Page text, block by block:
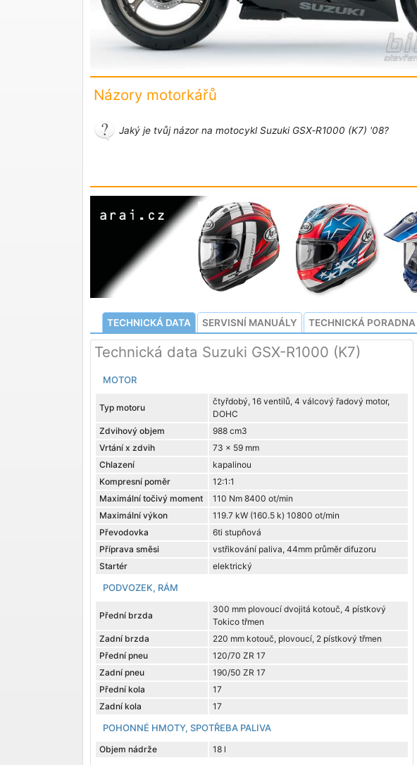
Názory motorkářů
Jaký je tvůj názor na motocykl Suzuki GSX‑R1000 (K7) '08?
TECHNICKÁ DATA SERVISNÍ MANUÁLY TECHNICKÁ PORADNA
Technická data Suzuki GSX-R1000 (K7)
MOTOR
Typ motoru
čtyřdobý, 16 ventilů, 4 válcový řadový motor,
DOHC
Zdvihový objem
988 cm3
Vrtání x zdvih
73 x 59 mm
Chlazení
kapalinou
Kompresní poměr
12:1:1
Maximální točivý moment
110 Nm 8400 ot/min
Maximální výkon
119.7 kW (160.5 k) 10800 ot/min
Převodovka
6ti stupňová
Příprava směsi
vstřikování paliva, 44mm průměr difuzoru
Startér
elektrický
PODVOZEK, RÁM
Přední brzda
300 mm plovoucí dvojitá kotouč, 4 pístkový
Tokico třmen
Zadní brzda
220 mm kotouč, plovoucí, 2 pístkový třmen
Přední pneu
120/70 ZR 17
Zadní pneu
190/50 ZR 17
Přední kola
17
Zadní kola
17
POHONNÉ HMOTY, SPOTŘEBA PALIVA
Objem nádrže 18 l